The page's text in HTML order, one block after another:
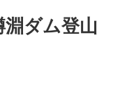
ダム登山